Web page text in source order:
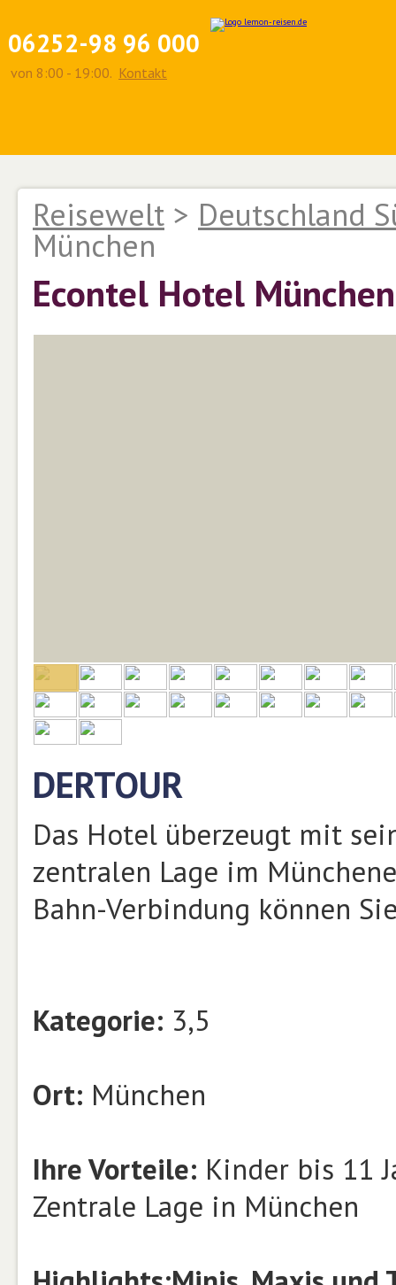
06252-98 96 000
von 8:00 - 19:00. Kontakt
Reisewelt > Deutschland
München
Econtel Hotel München
DERTOUR
Das Hotel überzeugt mit
zentralen Lage im
Bahn-Verbindung können
Kategorie: 3,5
Ort: München
Ihre Vorteile: Kinder bis 11
Zentrale Lage in München